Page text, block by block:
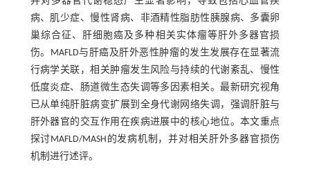
病、肌少症、慢性肾病、非酒精性脂肪性胰腺病、多囊卵
巢综合征、肝细胞癌及多种相关实体瘤等肝外多器官损
伤。MAFLD与肝癌及肝外恶性肿瘤的发生发展存在显著流
行病学关联，相关肿瘤发生风险与持续的代谢紊乱、慢性
低度炎症、肠道微生态失调等多因素相关。最新研究视角
已从单纯肝脏病变扩展到全身代谢网络失调，强调肝脏与
肝外器官的交互作用在疾病进展中的核心地位。本文重点
探讨MAFLD/MASH的发病机制，并对相关肝外多器官损伤
机制进行述评。